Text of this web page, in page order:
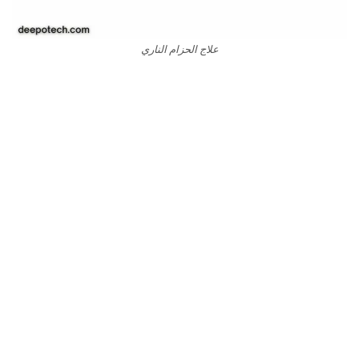
علاج الحزام الناري